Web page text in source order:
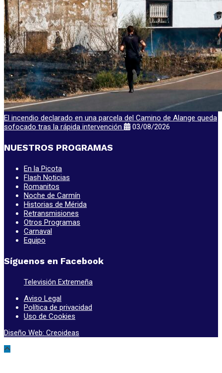
El incendio declarado en una parcela del Camino de Alange queda
sofocado tras la rápida intervención
03/08/2026
NUESTROS PROGRAMAS
En la Picota
Flash Noticias
Romanitos
Noche de Carmín
Historias de Mérida
Retransmisiones
Otros Programas
Carnaval
Equipo
Síguenos en Facebook
Televisión Extremeña
Aviso Legal
Política de privacidad
Uso de Cookies
Diseño Web: Creoideas